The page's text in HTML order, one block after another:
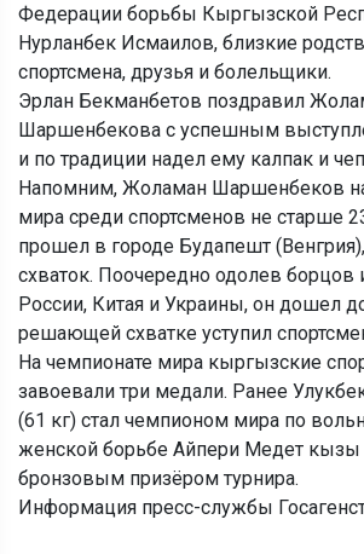
Федерации борьбы Кыргызской
Нурланбек Исмаилов, близкие
спортсмена, друзья и болельщики.
Эрлан Бекманбетов поздравил
Шаршенбекова с успешным
и по традиции надел ему калпак и
Напомним, Жоламан Шаршенбеков
мира среди спортсменов не старше
прошел в городе Будапешт
схваток. Поочередно одолев борцов
России, Китая и Украины, он дошел
решающей схватке уступил
На чемпионате мира кыргызские
завоевали три медали. Ранее
(61 кг) стал чемпионом мира по
женской борьбе Айпери Медет кызы
бронзовым призёром турнира.
Информация пресс-службы